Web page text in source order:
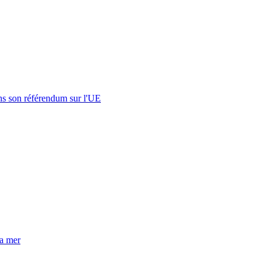
son référendum sur l'UE
mer